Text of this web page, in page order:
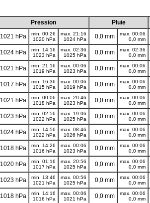
Pression Pluie
1021 hPa
min. 00:26
1020 hPa
max. 21:16
1024 hPa
0,0 mm
max. 00:06
0,0 mm
1024 hPa
min. 14:16
1023 hPa
max. 02:36
1025 hPa
0,0 mm
max. 02:36
0,0 mm
1021 hPa
min. 21:16
1019 hPa
max. 00:06
1023 hPa
0,0 mm
max. 00:06
0,0 mm
1017 hPa
min. 16:36
1015 hPa
max. 00:06
1019 hPa
0,0 mm
max. 00:06
0,0 mm
1021 hPa
min. 00:06
1018 hPa
max. 20:46
1023 hPa
0,0 mm
max. 00:06
0,0 mm
1023 hPa
min. 02:56
1022 hPa
max. 19:06
1025 hPa
0,0 mm
max. 00:06
0,0 mm
1024 hPa
min. 14:56
1022 hPa
max. 08:46
1026 hPa
0,0 mm
max. 00:06
0,0 mm
1018 hPa
min. 14:26
1016 hPa
max. 00:06
1023 hPa
0,0 mm
max. 00:06
0,0 mm
1020 hPa
min. 01:16
1017 hPa
max. 20:56
1025 hPa
0,0 mm
max. 00:06
0,0 mm
1023 hPa
min. 13:46
1021 hPa
max. 00:56
1025 hPa
0,0 mm
max. 00:06
0,0 mm
1018 hPa
min. 14:16
1016 hPa
max. 00:06
1021 hPa
0,0 mm
max. 00:06
0,0 mm